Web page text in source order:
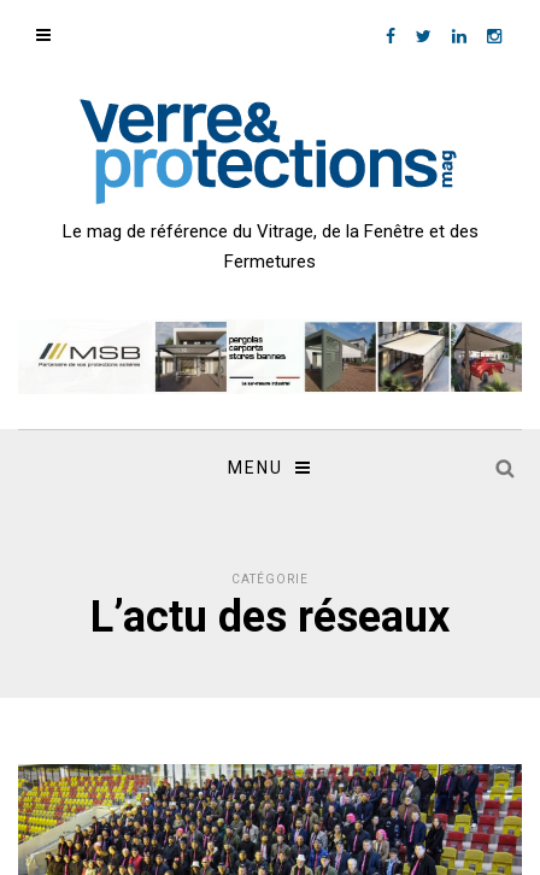
Le mag de référence du Vitrage, de la Fenêtre et des
Fermetures
MENU
CATÉGORIE
L’actu des réseaux